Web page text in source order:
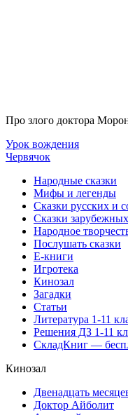
Про злого доктора
Урок вождения
Червячок
Народные сказки
Мифы и легенды
Сказки русских и
Сказки
Народное
Послушать сказки
Е-книги
Игротека
Кинозал
Загадки
Статьи
Литература 1-11
Решения ДЗ 1-11
СкладКниг —
Кинозал
Двенадцать
Доктор Айболит